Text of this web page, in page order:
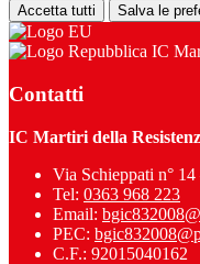
Accetta tutti Salva le
IC
Contatti
IC Martiri della
Via Schieppati n°
Tel: 0363 968 223
Email:
PEC:
C.F.: 92015040162